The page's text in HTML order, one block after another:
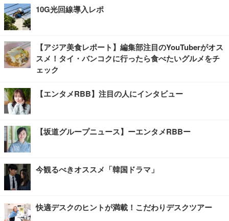
10G光回線導入レポ
【アジア美食レポート】編集部注目のYouTuberがオス
スメ！タイ・バンコクに行ったら食べたいグルメをチ
ェック
【エンタメRBB】注目の人にインタビュー
【坂道グループニュース】ーエンタメRBBー
今観るべきオススメ「韓国ドラマ」
快適デスクのヒントが満載！こだわりデスクツアー